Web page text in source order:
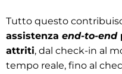
Tutto questo
assistenza end-to-end
attriti, dal check-in al
tempo reale, fino al